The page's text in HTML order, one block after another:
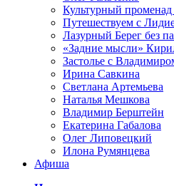
Культурный
Путешествуем с
Лазурный Берег без
«Задние мысли»
Застолье с
Ирина Савкина
Светлана Артемьева
Наталья Мешкова
Владимир Берштейн
Екатерина Габалова
Олег Липовецкий
Илона Румянцева
Афиша